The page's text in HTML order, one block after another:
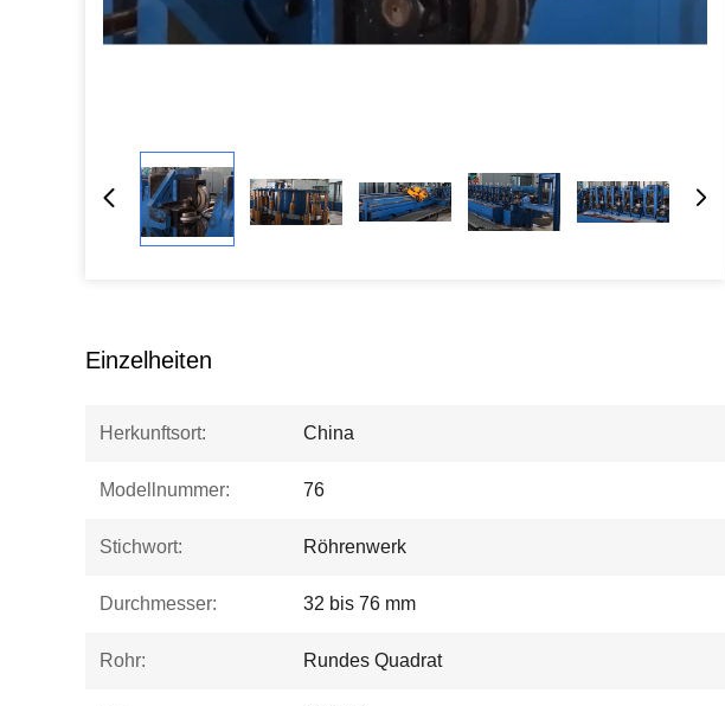
Einzelheiten
Herkunftsort: China
Modellnummer: 76
Stichwort: Röhrenwerk
Durchmesser: 32 bis 76 mm
Rohr: Rundes Quadrat